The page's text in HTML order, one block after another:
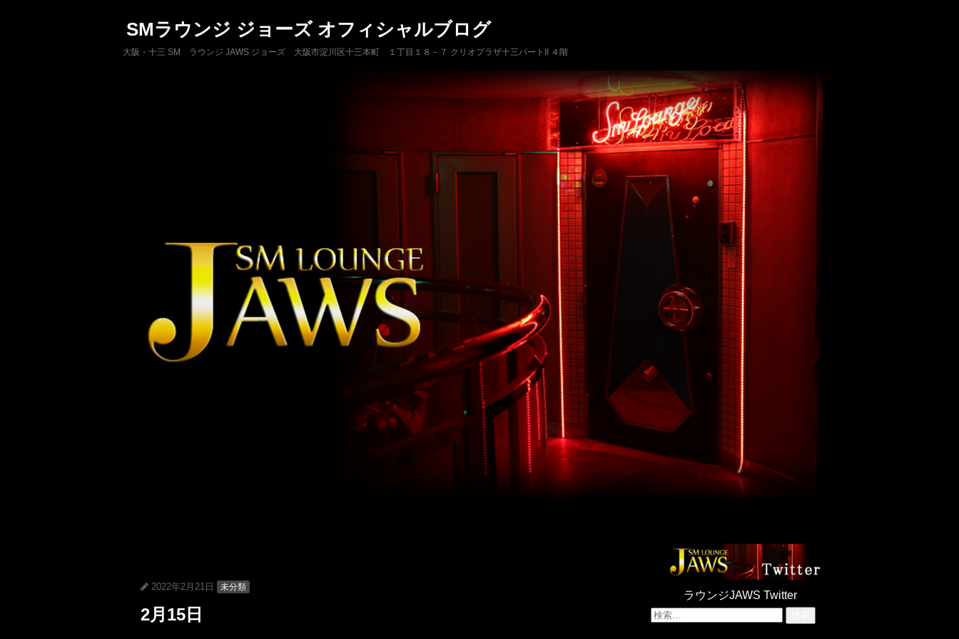
SMラウンジ ジョーズ オフィシャルブログ
大阪・十三 SM ラウンジ JAWS ジョーズ 大阪市淀川区十三本町 １丁目１８－７ クリオプラザ十三パートII ４階
2022年2月21日 未分類
2月15日
ラウンジJAWS Twitter
検